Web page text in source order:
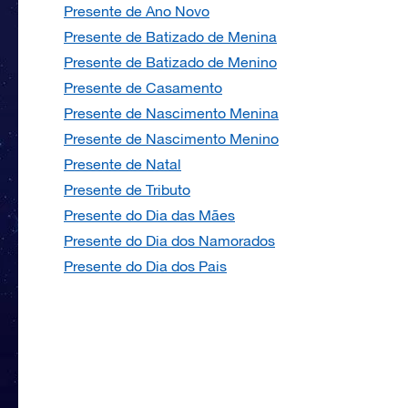
Presente de Ano Novo
Presente de Batizado de Menina
Presente de Batizado de Menino
Presente de Casamento
Presente de Nascimento Menina
Presente de Nascimento Menino
Presente de Natal
Presente de Tributo
Presente do Dia das Mães
Presente do Dia dos Namorados
Presente do Dia dos Pais